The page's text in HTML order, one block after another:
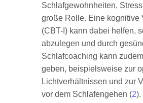
Schlafgewohnheiten,
große Rolle. Eine kognitive
(CBT-I) kann dabei helfen,
abzulegen und durch
Schlafcoaching kann
geben, beispielsweise zur
Lichtverhältnissen und zur
vor dem Schlafengehen (2).